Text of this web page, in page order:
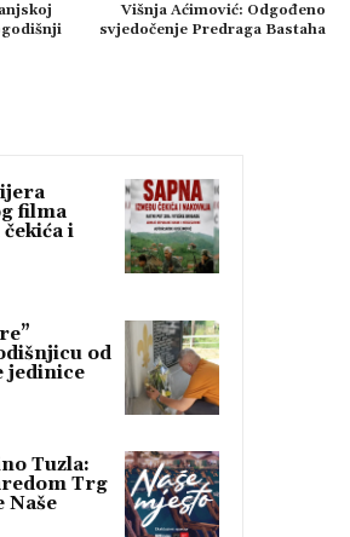
Višnja Aćimović: Odgođeno
svjedočenje Predraga Bastaha
filma
čekića i
od
jedinice
Tuzla:
Trg
Naše